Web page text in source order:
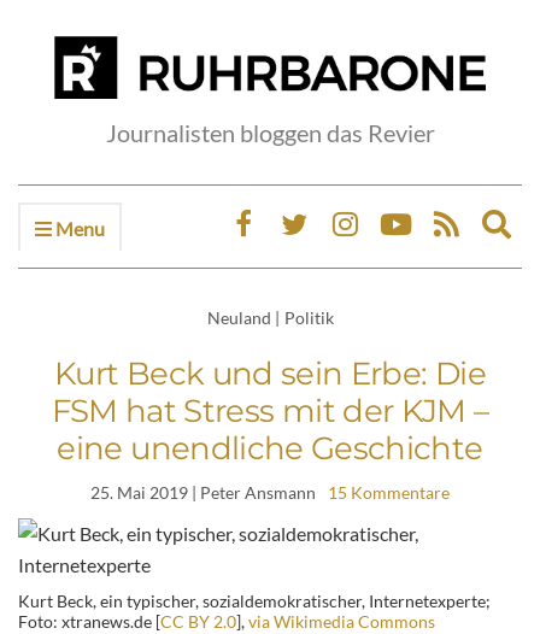
Journalisten bloggen das Revier
Menu
Neuland | Politik
Kurt Beck und sein Erbe: Die
FSM hat Stress mit der KJM –
eine unendliche Geschichte
25. Mai 2019 | Peter Ansmann 15 Kommentare
Kurt Beck, ein typischer, sozialdemokratischer, Internetexperte;
Foto: xtranews.de [CC BY 2.0],via Wikimedia Commons